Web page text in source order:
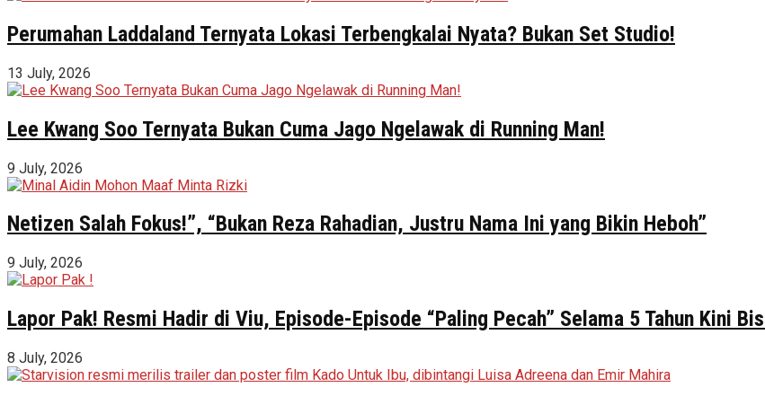
Perumahan Laddaland Ternyata Lokasi Terbengkalai Nyata? Bukan Set Studio!
13 July, 2026
Lee Kwang Soo Ternyata Bukan Cuma Jago Ngelawak di Running Man!
9 July, 2026
Netizen Salah Fokus!”, “Bukan Reza Rahadian, Justru Nama Ini yang Bikin Heboh”
9 July, 2026
Lapor Pak! Resmi Hadir di Viu, Episode-Episode “Paling Pecah” Selama 5 Tahun Kini
8 July, 2026